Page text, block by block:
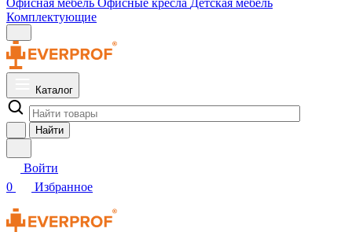
Офисная мебель Офисные кресла Детская мебель
Комплектующие
Каталог
Найти
Войти
0
Избранное